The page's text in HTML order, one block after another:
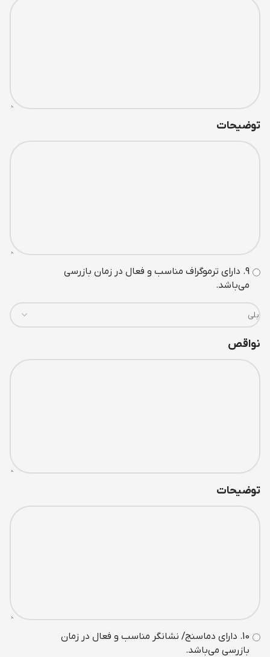
توضیحات
9. دارای ترموگراف مناسب و فعال در زمان بازرسی
می‌باشد.
نواقص
توضیحات
10. دارای دماسنج/ نشانگر مناسب و فعال در زمان
بازرسی می‌باشد.